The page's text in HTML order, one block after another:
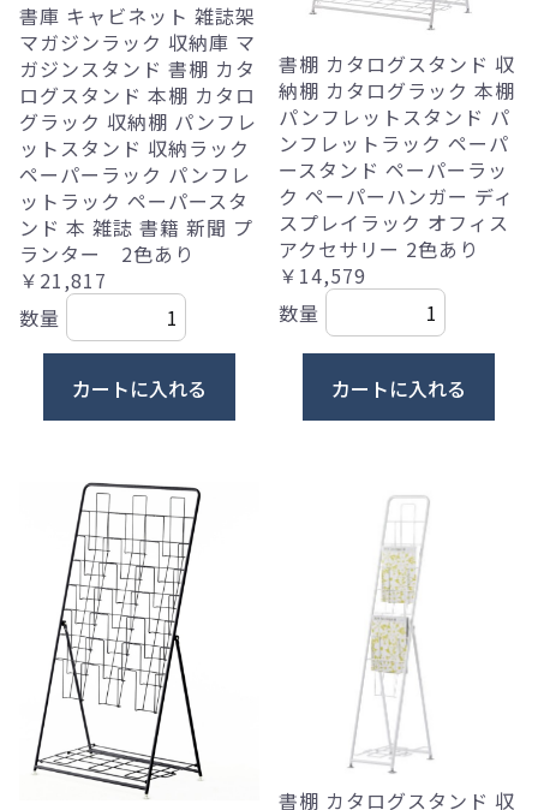
書庫 キャビネット 雑誌架
マガジンラック 収納庫 マ
ガジンスタンド 書棚 カタ
ログスタンド 本棚 カタロ
グラック 収納棚 パンフレ
ットスタンド 収納ラック
ペーパーラック パンフレ
ットラック ペーパースタ
ンド 本 雑誌 書籍 新聞 プ
ランター 2色あり
￥21,817
数量
カートに入れる
書棚 カタログスタンド 収
納棚 カタログラック 本棚
パンフレットスタンド パ
ンフレットラック ペーパ
ースタンド ペーパーラッ
ク ペーパーハンガー ディ
スプレイラック オフィス
アクセサリー 2色あり
￥14,579
数量
カートに入れる
書棚 カタログスタンド 収